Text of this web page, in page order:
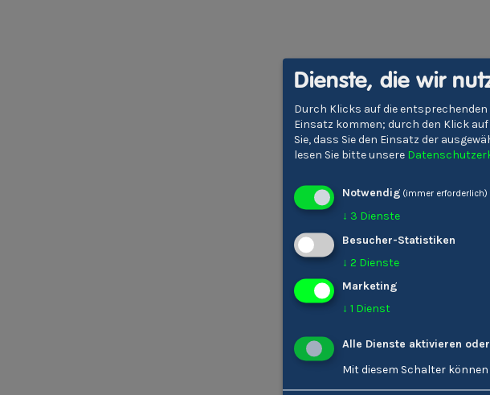
Dienste, die wir
Durch Klicks auf die
Einsatz kommen; durch den Klick
Sie, dass Sie den Einsatz der
lesen Sie bitte unsere
Notwendig (immer erforderlich)
↓ 3 Dienste
Besucher-Statistiken
↓ 2 Dienste
Marketing
↓ 1 Dienst
Alle Dienste aktivieren
Mit diesem Schalter